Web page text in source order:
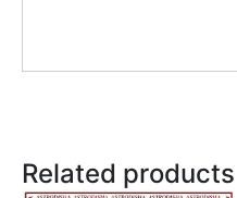
Related products